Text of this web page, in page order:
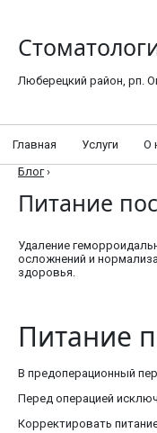
Люберецкий район, рп.
Главная Услуги О
Блог ›
Питание
Удаление
осложнений и
здоровья.
Питание
В предоперационный
Перед операцией
Корректировать